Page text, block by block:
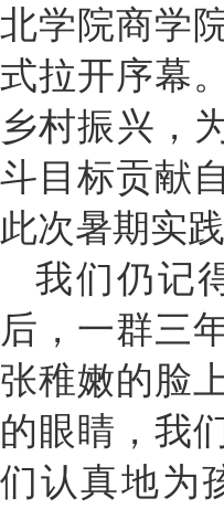
北学院商学
式拉开序幕
乡村振兴，
斗目标贡献
此次暑期实
我们仍记
后，一群三
张稚嫩的脸
的眼睛，我
们认真地为